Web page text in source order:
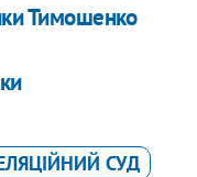
Тимошенко
СУД